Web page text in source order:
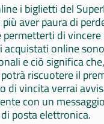
i biglietti del
aver paura di
permetterti di
acquistati online
e ciò significa
riscuotere il
di vincita verrai
con un
posta elettronica.